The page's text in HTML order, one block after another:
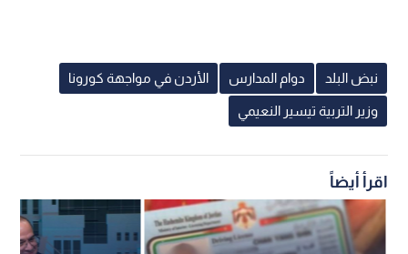
نبض البلد دوام المدارس الأردن في مواجهة كورونا
وزير التربية تيسير النعيمي
اقرأ أيضاً